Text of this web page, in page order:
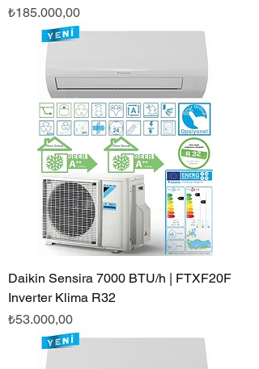
Fiyat
₺185.000,00
Daikin Sensira 7000 BTU/h | FTXF20F
Inverter Klima R32
Fiyat
₺53.000,00